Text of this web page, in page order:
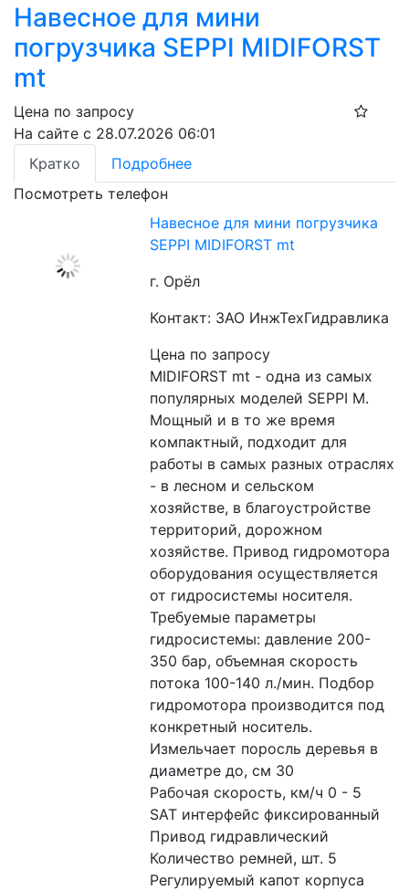
Навесное для мини
погрузчика SEPPI MIDIFORST
mt
Цена по запросу
На сайте с 28.07.2026 06:01
Кратко
Подробнее
Посмотреть телефон
Навесное для мини погрузчика
SEPPI MIDIFORST mt
г. Орёл
Контакт: ЗАО ИнжТехГидравлика
Цена по запросу
MIDIFORST mt - одна из самых
популярных моделей SEPPI M.
Мощный и в то же время
компактный, подходит для
работы в самых разных отраслях
- в лесном и сельском
хозяйстве, в благоустройстве
территорий, дорожном
хозяйстве. Привод гидромотора
оборудования осуществляется
от гидросистемы носителя.
Требуемые параметры
гидросистемы: давление 200-
350 бар, объемная скорость
потока 100-140 л./мин. Подбор
гидромотора производится под
конкретный носитель.
Измельчает поросль деревья в
диаметре до, см 30
Рабочая скорость, км/ч 0 - 5
SAT интерфейс фиксированный
Привод гидравлический
Количество ремней, шт. 5
Регулируемый капот корпуса